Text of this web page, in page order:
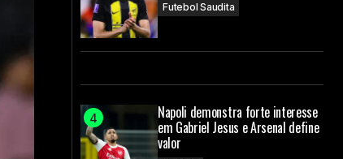
Futebol Saudita
Napoli demonstra forte interesse
em Gabriel Jesus e Arsenal define
valor